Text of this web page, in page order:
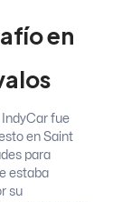
en
IndyCar fue
en Saint
para
estaba
su